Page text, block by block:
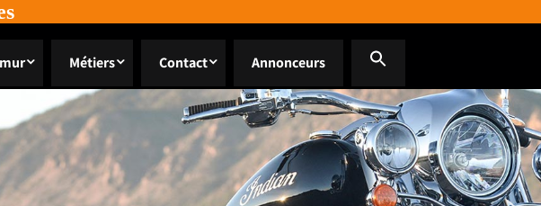
Métiers Contact Annonceurs